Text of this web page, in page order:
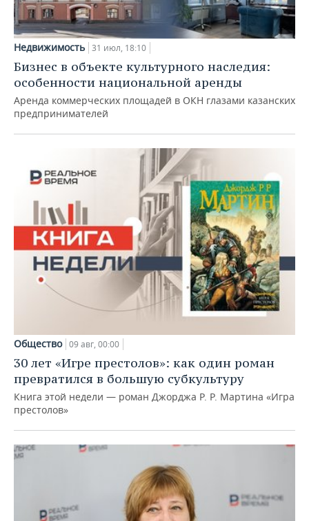
Недвижимость 31 июл, 18:10
Бизнес в объекте культурного наследия:
особенности национальной аренды
Аренда коммерческих площадей в ОКН глазами казанских
предпринимателей
Общество 09 авг, 00:00
30 лет «Игре престолов»: как один роман
превратился в большую субкультуру
Книга этой недели — роман Джорджа Р. Р. Мартина «Игра
престолов»